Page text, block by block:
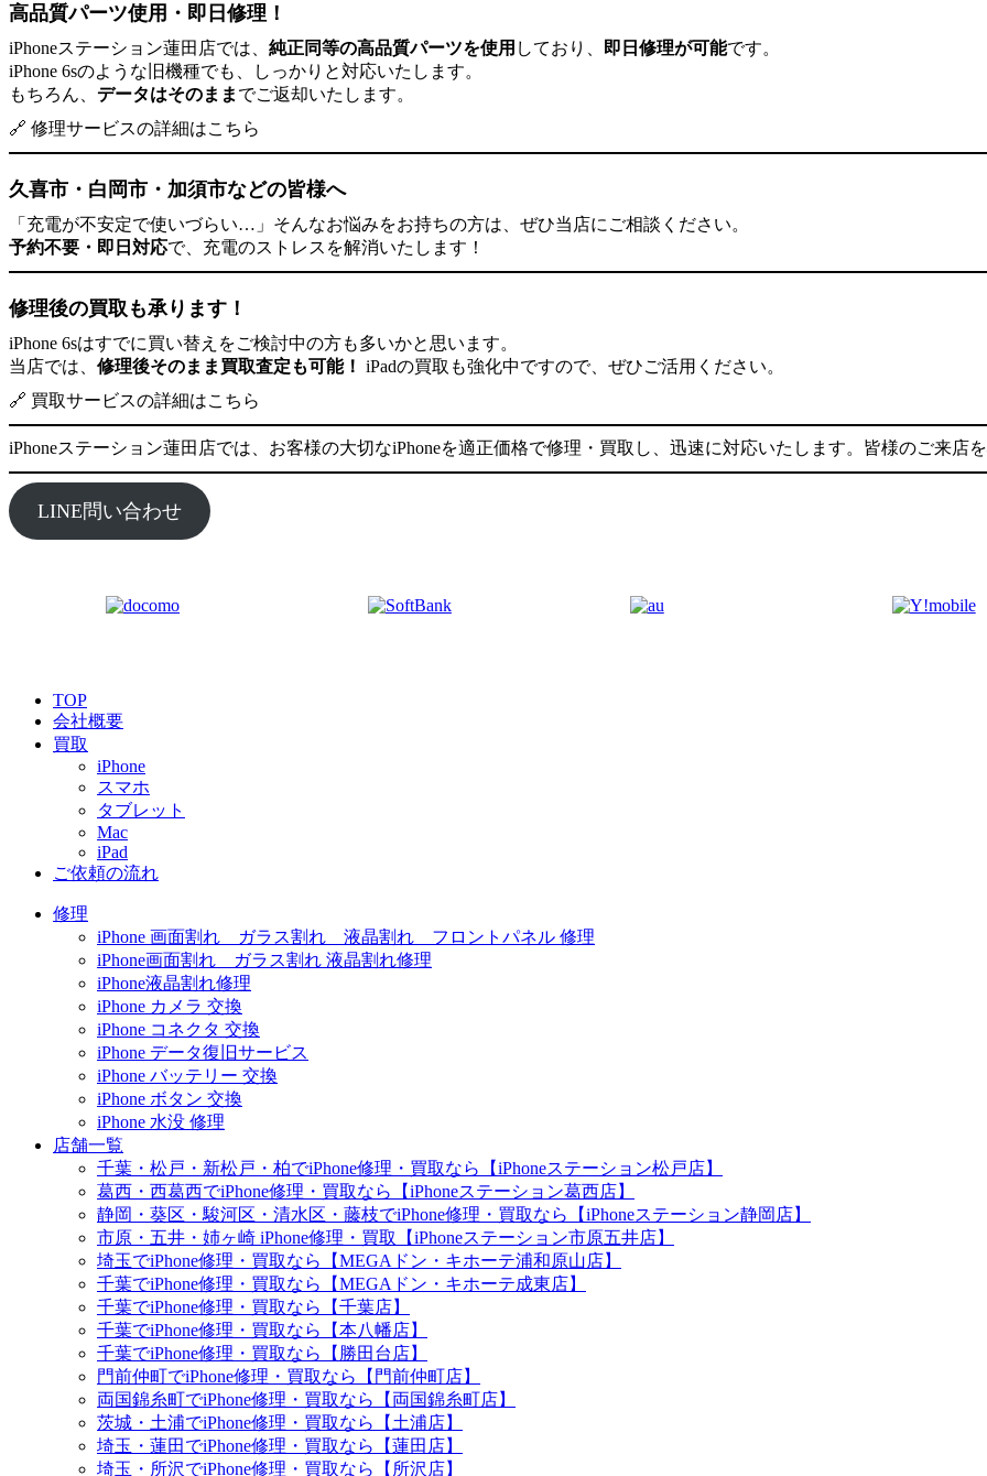
高品質パーツ使用・即日修理！
iPhoneステーション蓮田店では、 純正同等の高品質パーツを使用 しており、 即日修理が可能です。
iPhone 6sのような旧機種でも、しっかりと対応いたします。
もちろん、 データはそのまま でご返却いたします。
🔗 修理サービスの詳細はこちら
久喜市・白岡市・加須市などの皆様へ
「充電が不安定で使いづらい…」そんなお悩みをお持ちの方は、ぜひ当店にご相談ください。
予約不要・即日対応で、充電のストレスを解消いたします！
修理後の買取も承ります！
iPhone 6sはすでに買い替えをご検討中の方も多いかと思います。
当店では、 修理後そのまま買取査定も可能！ iPadの買取も強化中ですので、ぜひご活用ください。
🔗 買取サービスの詳細はこちら
iPhoneステーション蓮田店では、お客様の大切なiPhoneを適正価格で修理・買取し、迅速に対応いたします。皆様のご来店
LINE問い合わせ
TOP
会社概要
買取
iPhone
スマホ
タブレット
Mac
iPad
ご依頼の流れ
修理
iPhone 画面割れ ガラス割れ 液晶割れ フロントパネル 修理
iPhone画面割れ ガラス割れ 液晶割れ修理
iPhone液晶割れ修理
iPhone カメラ 交換
iPhone コネクタ 交換
iPhone データ復旧サービス
iPhone バッテリー 交換
iPhone ボタン 交換
iPhone 水没 修理
店舗一覧
千葉・松戸・新松戸・柏でiPhone修理・買取なら【iPhoneステーション松戸店】
葛西・西葛西でiPhone修理・買取なら【iPhoneステーション葛西店】
静岡・葵区・駿河区・清水区・藤枝でiPhone修理・買取なら【iPhoneステーション静岡店】
市原・五井・姉ヶ崎 iPhone修理・買取【iPhoneステーション市原五井店】
埼玉でiPhone修理・買取なら【MEGAドン・キホーテ浦和原山店】
千葉でiPhone修理・買取なら【MEGAドン・キホーテ成東店】
千葉でiPhone修理・買取なら【千葉店】
千葉でiPhone修理・買取なら【本八幡店】
千葉でiPhone修理・買取なら【勝田台店】
門前仲町でiPhone修理・買取なら【門前仲町店】
両国錦糸町でiPhone修理・買取なら【両国錦糸町店】
茨城・土浦でiPhone修理・買取なら【土浦店】
埼玉・蓮田でiPhone修理・買取なら【蓮田店】
埼玉・所沢でiPhone修理・買取なら【所沢店】